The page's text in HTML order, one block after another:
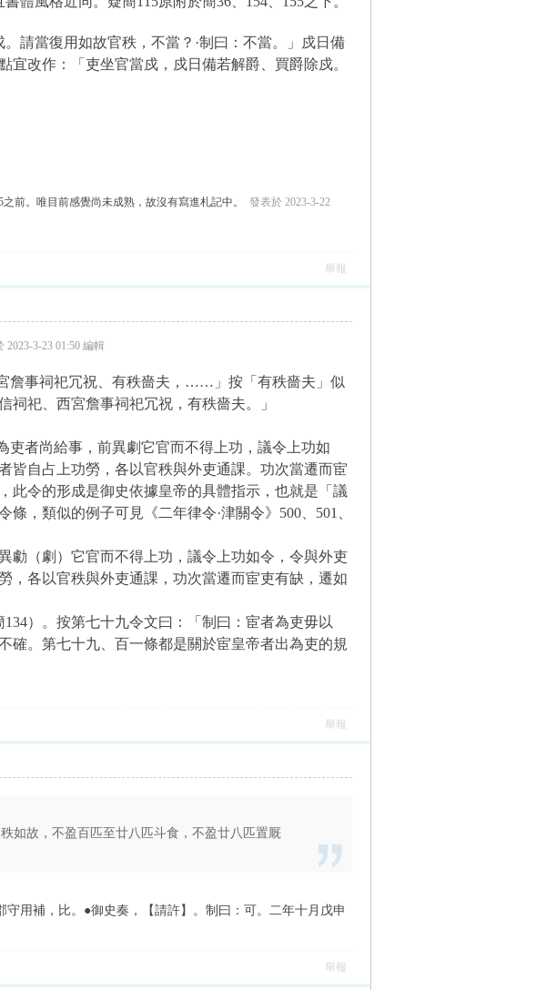
請當復用如故官秩，不當？·制曰：不當。」
戍日備
宜改作：「 吏坐官當戍，戍日備若解爵、買爵除戍。
前。唯目前感覺尚未成熟，故沒有寫進札記中。 發表於 2023-3-22
舉報
3-23 01:50 編輯
詹事祠祀冗祝、有秩嗇夫，……」按「有秩嗇夫」似
祠祀、西宮詹事祠祀冗祝，有秩嗇夫。 」
吏者尚給事，前異劇它官而不得上功，議令上功如
皆自占上功勞，各以官秩與外吏通課。功次當遷而宦
此令的形成是御史依據皇帝的具體指示，也就是「議
，類似的例子可見《二年律令·津關令》500、501、
勮（劇）它官而不得上功，議令上功如令，令與外吏
，各以官秩與外吏通課，功次當遷而宦吏有缺，遷如
）。按第七十九令文曰：「制曰：宦者為吏毋以
確。 第七十九、百一條都是關於宦皇帝者出為吏的規
舉報
如故，不盈百匹至廿八匹斗食，不盈廿八匹置厩
用補，比。●御史奏，【請許】。制曰：可。二年十月戊申
舉報